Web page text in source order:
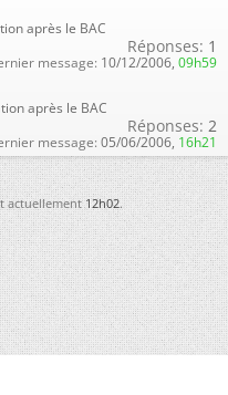
après le BAC
Réponses: 1
message: 10/12/2006, 09h59
après le BAC
Réponses: 2
message: 05/06/2006, 16h21
actuellement12h02.